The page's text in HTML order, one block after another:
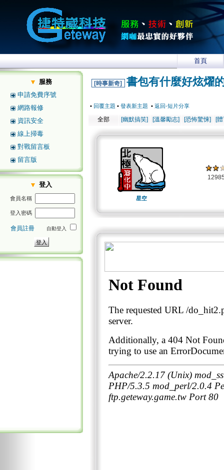
首頁
服務
申請免費序號
網路報修
資訊安全
線上掃毒
對戰留言板
留言版
登入
會員名稱
登入密碼
會員註冊 自動登入
[時事新奇] 書包有什麼好炫燿
• 回覆主題 • 發表新主題 • 返回-短片分享
全部 [幽默搞笑] [溫馨勵志] [恐怖驚悚] [
星空